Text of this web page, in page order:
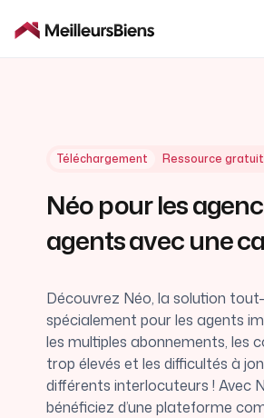
Téléchargement Ressource
Néo pour les
agents avec une
Découvrez Néo, la solution
spécialement pour les agents
les multiples abonnements, les
trop élevés et les difficultés à
différents interlocuteurs ! Avec
bénéficiez d’une plateforme